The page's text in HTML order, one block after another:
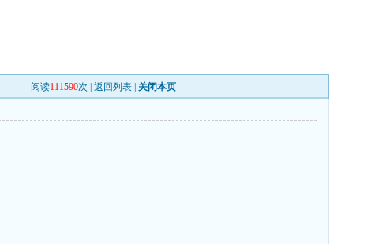
阅读111590次 | 返回列表 关闭本页